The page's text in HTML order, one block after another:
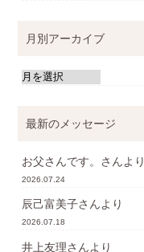
月別アーカイブ
最新のメッセージ
お父さんです。 さんより
2026.07.24
辰己富美子さんより
2026.07.18
井上友理さんより